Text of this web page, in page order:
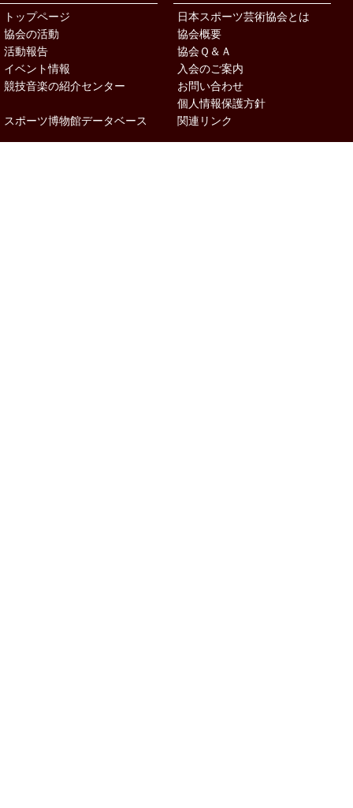
トップページ
協会の活動
活動報告
イベント情報
競技音楽の紹介センター
スポーツ博物館データベース
日本スポーツ芸術協会とは
協会概要
協会Ｑ＆Ａ
入会のご案内
お問い合わせ
個人情報保護方針
関連リンク